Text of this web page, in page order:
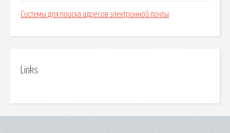
Системы для поиска адресов электронной почты
Links